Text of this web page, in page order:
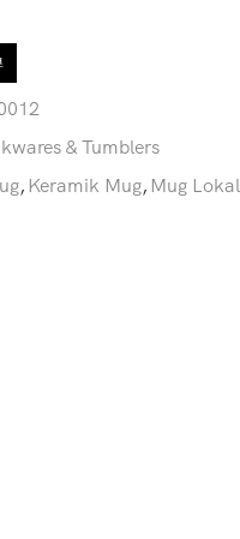
& Tumblers
, Keramik Mug, Mug Lokal